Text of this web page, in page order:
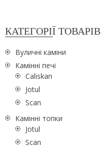
КАТЕГОРІЇ ТОВАРІВ
Вуличні каміни
Камінні печі
Caliskan
Jotul
Scan
Камінні топки
Jotul
Scan